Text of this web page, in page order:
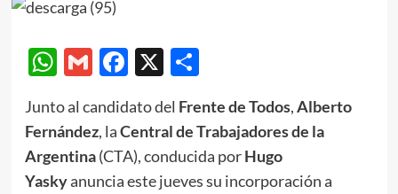
WhatsApp
GmailFacebook
X Compartir
Junto al candidato del Frente de Todos,Alberto
Fernández, laCentral de Trabajadores de la
Argentina(CTA), conducida porHugo
Yaskyanuncia este jueves su incorporación a